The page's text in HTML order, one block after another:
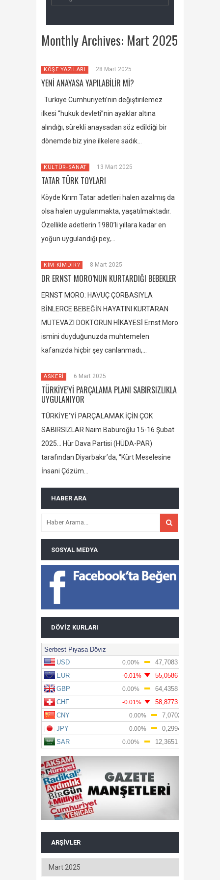
Monthly Archives: Mart 2025
KÖŞE YAZILARI 28 Mart 2025
YENİ ANAYASA YAPILABİLİR Mİ?
Türkiye Cumhuriyeti’nin değiştirilemez
ilkesi “hukuk devleti”nin ayaklar altına
alındığı, sürekli anaysadan söz edildiği bir
dönemde biz yine ilkelere sadık…
KÜLTÜR-SANAT 13 Mart 2025
TATAR TÜRK TOYLARI
Köyde Kırım Tatar adetleri halen azalmış da
olsa halen uygulanmakta, yaşatılmaktadır.
Özellikle adetlerin 1980’li yıllara kadar en
yoğun uygulandığı pey,…
KİM KİMDİR? 8 Mart 2025
DR ERNST MORO’NUN KURTARDIĞI BEBEKLER
ERNST MORO: HAVUÇ ÇORBASIYLA
BİNLERCE BEBEĞİN HAYATINI KURTARAN
MÜTEVAZI DOKTORUN HİKAYESİ Ernst Moro
ismini duyduğunuzda muhtemelen
kafanızda hiçbir şey canlanmadı,…
ASKERİ 6 Mart 2025
TÜRKİYE’Yİ PARÇALAMA PLANI SABIRSIZLIKLA
UYGULANIYOR
TÜRKİYE’Yİ PARÇALAMAK İÇİN ÇOK
SABIRSIZLAR Naim Babüroğlu 15-16 Şubat
2025… Hür Dava Partisi (HÜDA-PAR)
tarafından Diyarbakır’da, “Kürt Meselesine
İnsani Çözüm…
HABER ARA
SOSYAL MEDYA
DÖVIZ KURLARI
ARŞIVLER